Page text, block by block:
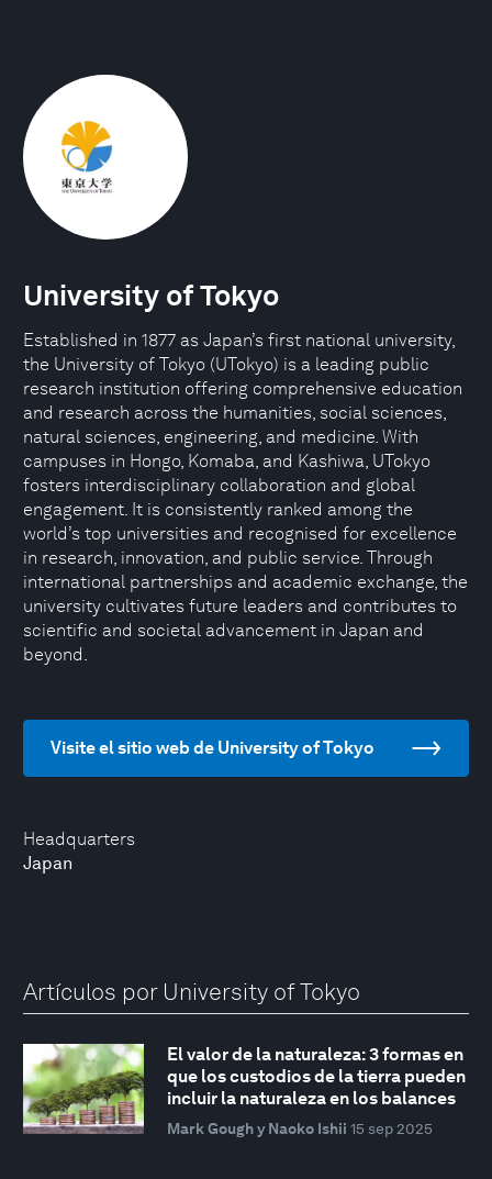
Headquarters
Japan
University of Tokyo
Established in 1877 as Japan’s first national university,
the University of Tokyo (UTokyo) is a leading public
research institution offering comprehensive education
and research across the humanities, social sciences,
natural sciences, engineering, and medicine. With
campuses in Hongo, Komaba, and Kashiwa, UTokyo
fosters interdisciplinary collaboration and global
engagement. It is consistently ranked among the
world’s top universities and recognised for excellence
in research, innovation, and public service. Through
international partnerships and academic exchange, the
university cultivates future leaders and contributes to
scientific and societal advancement in Japan and
beyond.
Visite el sitio web de University of Tokyo
Artículos por University of Tokyo
El valor de la naturaleza: 3 formas en
que los custodios de la tierra pueden
incluir la naturaleza en los balances
Mark Gough y Naoko Ishii 15 sep 2025